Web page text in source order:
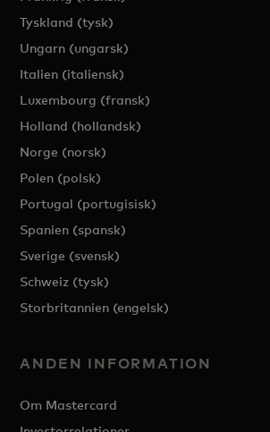
Tyskland (tysk)
Ungarn (ungarsk)
Italien (italiensk)
Luxembourg (fransk)
Holland (hollandsk)
Norge (norsk)
Polen (polsk)
Portugal (portugisisk)
Spanien (spansk)
Sverige (svensk)
Schweiz (tysk)
Storbritannien (engelsk)
ANDEN INFORMATION
Om Mastercard